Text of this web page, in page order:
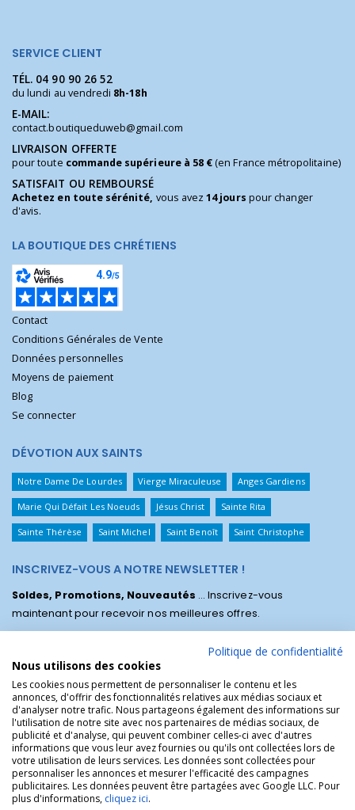
SERVICE CLIENT
TÉL. 04 90 90 26 52
du lundi au vendredi 8h-18h
E-MAIL:
contact.boutiqueduweb@gmail.com
LIVRAISON OFFERTE
pour toute commande supérieure à 58 €(en France métropolitaine)
SATISFAIT OU REMBOURSÉ
Achetez en toute sérénité, vous avez14 jours pour changer
d'avis.
LA BOUTIQUE DES CHRÉTIENS
Contact
Conditions Générales de Vente
Données personnelles
Moyens de paiement
Blog
Se connecter
DÉVOTION AUX SAINTS
Notre Dame De Lourdes Vierge Miraculeuse Anges Gardiens
Marie Qui Défait Les Noeuds Jésus Christ Sainte Rita
Sainte Thérèse Saint Michel Saint Benoît Saint Christophe
INSCRIVEZ-VOUS A NOTRE NEWSLETTER !
Soldes, Promotions, Nouveautés ... Inscrivez-vous
maintenant pour recevoir nos meilleures offres.
La Boutique des Chrétiens © | La boutique religieuse chrétienne de
référence !.
Politique de confidentialité
Nous utilisons des cookies
Les cookies nous permettent de personnaliser le contenu et les
annonces, d'offrir des fonctionnalités relatives aux médias sociaux et
d'analyser notre trafic. Nous partageons également des informations sur
l'utilisation de notre site avec nos partenaires de médias sociaux, de
publicité et d'analyse, qui peuvent combiner celles-ci avec d'autres
informations que vous leur avez fournies ou qu'ils ont collectées lors de
votre utilisation de leurs services. Les données sont collectées pour
personnaliser les annonces et mesurer l'efficacité des campagnes
publicitaires. Les données peuvent être partagées avec Google LLC. Pour
plus d'informations, cliquez ici.